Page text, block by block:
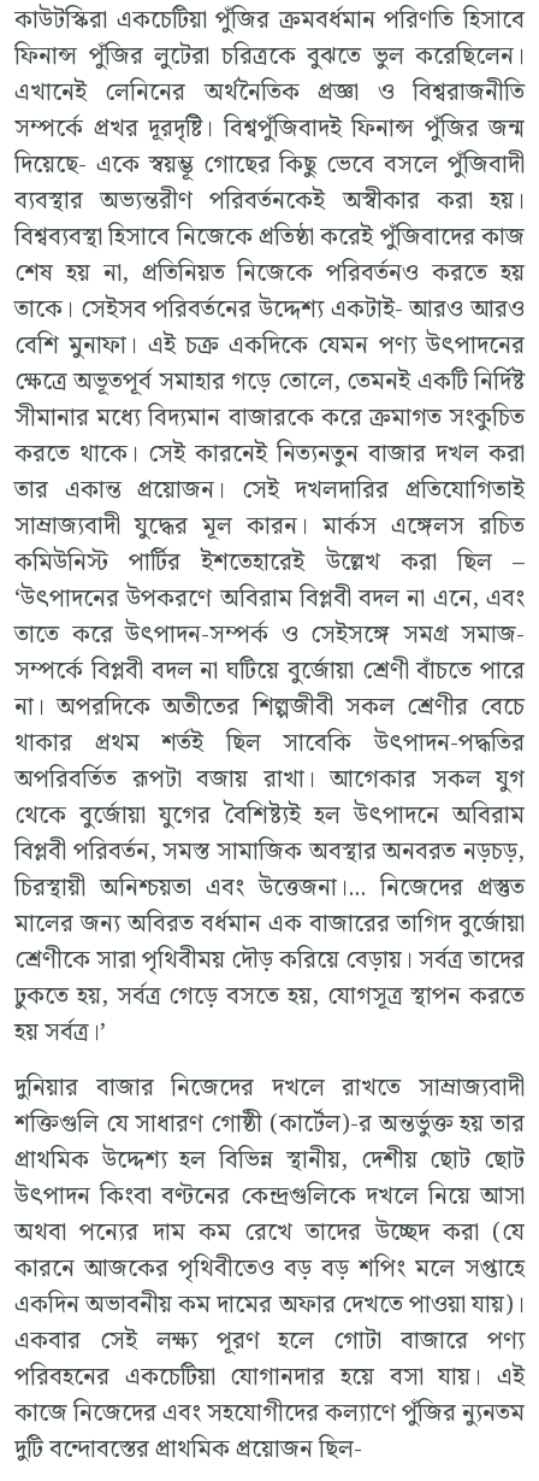
কাউটস্কিরা একচেটিয়া পুঁজির ক্রমবর্ধমান পরিণতি হিসাবে
ফিনান্স পুঁজির লুটেরা চরিত্রকে বুঝতে ভুল করেছিলেন।
এখানেই লেনিনের অর্থনৈতিক প্রজ্ঞা ও বিশ্বরাজনীতি
সম্পর্কে প্রখর দূরদৃষ্টি। বিশ্বপুঁজিবাদই ফিনান্স পুঁজির জন্ম
দিয়েছে- একে স্বয়ম্ভূ গোছের কিছু ভেবে বসলে পুঁজিবাদী
ব্যবস্থার অভ্যন্তরীণ পরিবর্তনকেই অস্বীকার করা হয়।
বিশ্বব্যবস্থা হিসাবে নিজেকে প্রতিষ্ঠা করেই পুঁজিবাদের কাজ
শেষ হয় না, প্রতিনিয়ত নিজেকে পরিবর্তনও করতে হয়
তাকে। সেইসব পরিবর্তনের উদ্দেশ্য একটাই- আরও আরও
বেশি মুনাফা। এই চক্র একদিকে যেমন পণ্য উৎপাদনের
ক্ষেত্রে অভূতপূর্ব সমাহার গড়ে তোলে, তেমনই একটি নির্দিষ্ট
সীমানার মধ্যে বিদ্যমান বাজারকে করে ক্রমাগত সংকুচিত
করতে থাকে। সেই কারনেই নিত্যনতুন বাজার দখল করা
তার একান্ত প্রয়োজন। সেই দখলদারির প্রতিযোগিতাই
সাম্রাজ্যবাদী যুদ্ধের মূল কারন। মার্কস এঙ্গেলস রচিত
কমিউনিস্ট পার্টির ইশতেহারেই উল্লেখ করা ছিল –
‘উৎপাদনের উপকরণে অবিরাম বিপ্লবী বদল না এনে, এবং
তাতে করে উৎপাদন-সম্পর্ক ও সেইসঙ্গে সমগ্র সমাজ-
সম্পর্কে বিপ্লবী বদল না ঘটিয়ে বুর্জোয়া শ্ৰেণী বাঁচতে পারে
না। অপরদিকে অতীতের শিল্পজীবী সকল শ্রেণীর বেচে
থাকার প্রথম শর্তই ছিল সাবেকি উৎপাদন-পদ্ধতির
অপরিবর্তিত রূপটা বজায় রাখা। আগেকার সকল যুগ
থেকে বুর্জোয়া যুগের বৈশিষ্ট্যই হল উৎপাদনে অবিরাম
বিপ্লবী পরিবর্তন, সমস্ত সামাজিক অবস্থার অনবরত নড়চড়,
চিরস্থায়ী অনিশ্চয়তা এবং উত্তেজনা।... নিজেদের প্রস্তুত
মালের জন্য অবিরত বর্ধমান এক বাজারের তাগিদ বুর্জোয়া
শ্রেণীকে সারা পৃথিবীময় দৌড় করিয়ে বেড়ায়। সর্বত্র তাদের
ঢুকতে হয়, সর্বত্র গেড়ে বসতে হয়, যোগসূত্র স্থাপন করতে
হয় সর্বত্র।’
দুনিয়ার বাজার নিজেদের দখলে রাখতে সাম্রাজ্যবাদী
শক্তিগুলি যে সাধারণ গোষ্ঠী (কার্টেল)-র অন্তর্ভুক্ত হয় তার
প্রাথমিক উদ্দেশ্য হল বিভিন্ন স্থানীয়, দেশীয় ছোট ছোট
উৎপাদন কিংবা বণ্টনের কেন্দ্রগুলিকে দখলে নিয়ে আসা
অথবা পন্যের দাম কম রেখে তাদের উচ্ছেদ করা (যে
কারনে আজকের পৃথিবীতেও বড় বড় শপিং মলে সপ্তাহে
একদিন অভাবনীয় কম দামের অফার দেখতে পাওয়া যায়)।
একবার সেই লক্ষ্য পূরণ হলে গোটা বাজারে পণ্য
পরিবহনের একচেটিয়া যোগানদার হয়ে বসা যায়। এই
কাজে নিজেদের এবং সহযোগীদের কল্যাণে পুঁজির ন্যুনতম
দুটি বন্দোবস্তের প্রাথমিক প্রয়োজন ছিল-